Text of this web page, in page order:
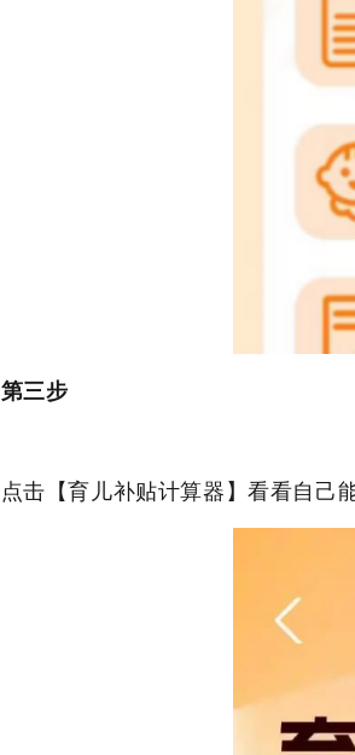
第三步
点击【育儿补贴计算器】看看自己